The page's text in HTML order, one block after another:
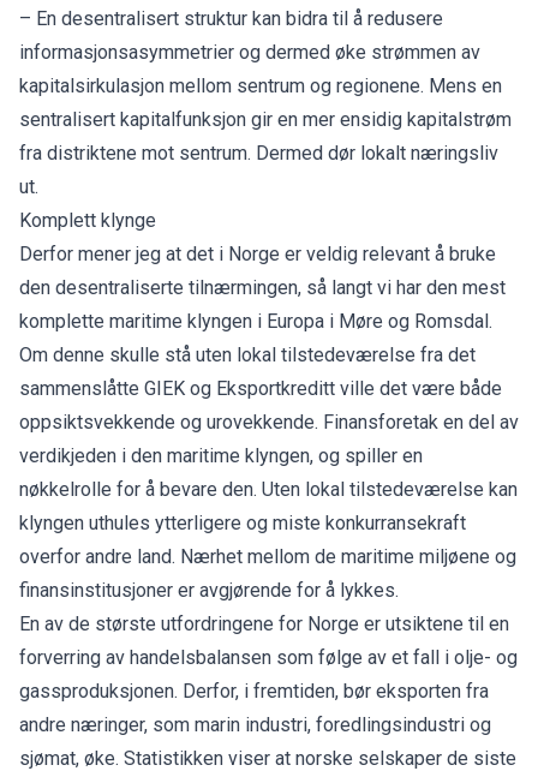
– En desentralisert struktur kan bidra til å redusere
informasjonsasymmetrier og dermed øke strømmen av
kapitalsirkulasjon mellom sentrum og regionene. Mens en
sentralisert kapitalfunksjon gir en mer ensidig kapitalstrøm
fra distriktene mot sentrum. Dermed dør lokalt næringsliv
ut.
Komplett klynge
Derfor mener jeg at det i Norge er veldig relevant å bruke
den desentraliserte tilnærmingen, så langt vi har den mest
komplette maritime klyngen i Europa i Møre og Romsdal.
Om denne skulle stå uten lokal tilstedeværelse fra det
sammenslåtte GIEK og Eksportkreditt ville det være både
oppsiktsvekkende og urovekkende. Finansforetak en del av
verdikjeden i den maritime klyngen, og spiller en
nøkkelrolle for å bevare den. Uten lokal tilstedeværelse kan
klyngen uthules ytterligere og miste konkurransekraft
overfor andre land. Nærhet mellom de maritime miljøene og
finansinstitusjoner er avgjørende for å lykkes.
En av de største utfordringene for Norge er utsiktene til en
forverring av handelsbalansen som følge av et fall i olje- og
gassproduksjonen. Derfor, i fremtiden, bør eksporten fra
andre næringer, som marin industri, foredlingsindustri og
sjømat, øke. Statistikken viser at norske selskaper de siste